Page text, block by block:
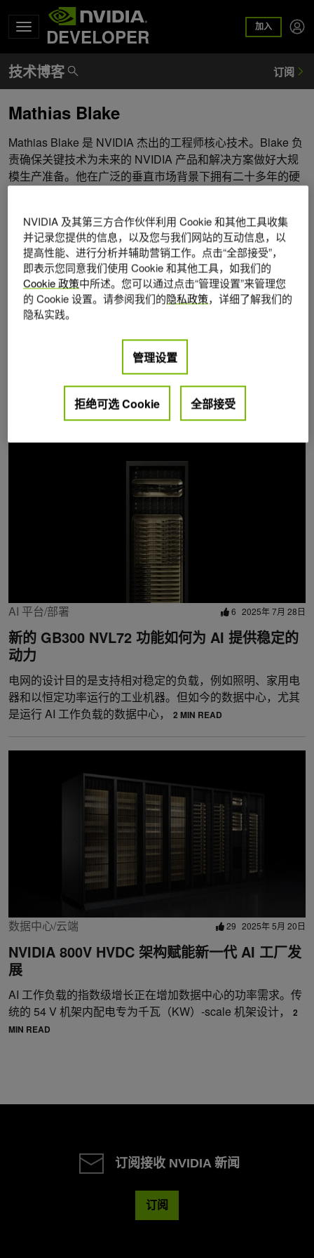
DEVELOPER 加入
Mathias Blake
Mathias Blake 是 NVIDIA 杰出的工程师核心技术。Blake 负
责确保关键技术为未来的 NVIDIA 产品和解决方案做好大规
模生产准备。他在广泛的垂直市场背景下拥有二十多年的硬
Posts by Mathias Blake
AI 平台/部署 6 2025年 7月 28日
新的 GB300 NVL72 功能如何为 AI 提供稳定的
动力
电网的设计目的是支持相对稳定的负载，例如照明、家用电
器和以恒定功率运行的工业机器。但如今的数据中心，尤其
是运行 AI 工作负载的数据中心，
2 MIN READ
数据中心/云端 29 2025年 5月 20日
NVIDIA 800V HVDC 架构赋能新一代 AI 工厂发
展
AI 工作负载的指数级增长正在增加数据中心的功率需求。传
统的 54 V 机架内配电专为千瓦（KW）-scale 机架设计，
2
MIN READ
订阅接收 NVIDIA 新闻
订阅
NVIDIA 及其第三方合作伙伴利用 Cookie 和其他工具收集
并记录您提供的信息，以及您与我们网站的互动信息，以
提高性能、进行分析并辅助营销工作。点击“全部接受”，
即表示您同意我们使用 Cookie 和其他工具，如我们的
Cookie 政策中所述。您可以通过点击“管理设置”来管理您
的 Cookie 设置。请参阅我们的隐私政策，详细了解我们的
隐私实践。
管理设置
拒绝可选 Cookie 全部接受